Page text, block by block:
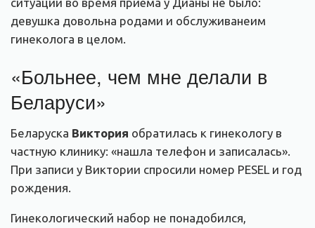
девушка довольна родами и обслуживанеим
гинеколога в целом.
«Больнее, чем мне делали в
Беларуси»
Беларуска Виктория обратилась к гинекологу в
частную клинику: «нашла телефон и записалась».
При записи у Виктории спросили номер PESEL и год
рождения.
Гинекологический набор не понадобился,